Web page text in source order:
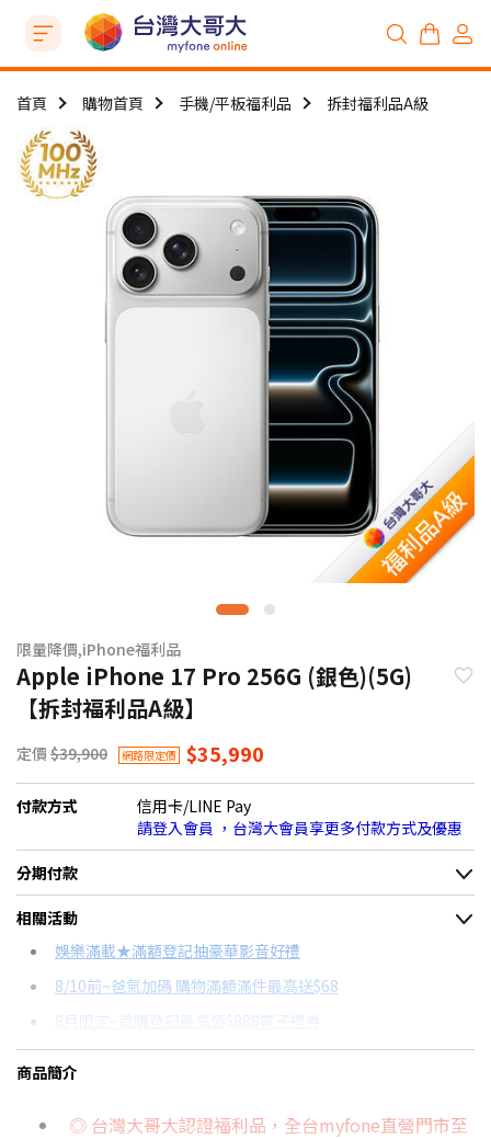
首頁 購物首頁 手機/平板福利品 拆封福利品A級
限量降價,iPhone福利品
Apple iPhone 17 Pro 256G (銀色)(5G)
【拆封福利品A級】
定價 $39,900 網路限定價 $35,990
付款方式
信用卡/LINE Pay
請登入會員 ，台灣大會員享更多付款方式及優惠
分期付款
＊實際可分期數、適用利率，請以購物車顯示為主
信用卡分期
分期數
12期
每期金額
$3,209
配合銀行/業者
18家銀行/業者
相關活動
娛樂滿載★滿額登記抽豪華影音好禮
8/10前~爸氣加碼 購物滿額滿件最高送$68
8月限定~首購登記最高領$888電子禮券
台灣大哥大Open Possible聯名卡滿額最高回饋25%
商品簡介
◎ 台灣大哥大認證福利品，全台myfone直營門市至